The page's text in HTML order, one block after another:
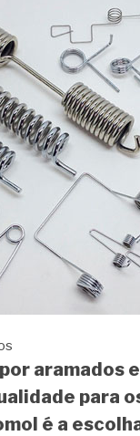
aramados
para
é a